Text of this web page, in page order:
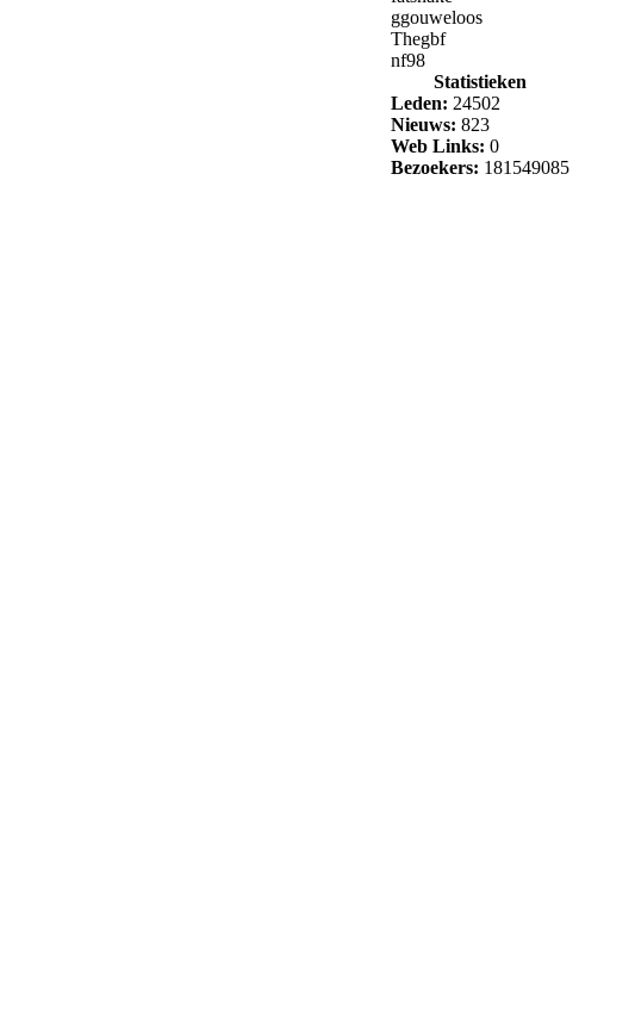
ggouweloos
Thegbf
nf98
Statistieken
Leden: 24502
Nieuws: 823
Web Links: 0
Bezoekers: 181549085